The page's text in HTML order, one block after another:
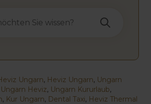
Ungarn, Heviz Ungarn, Ungarn
Heviz, Ungarn Kururlaub,
, Kur Ungarn, Dental Taxi, Heviz Thermal